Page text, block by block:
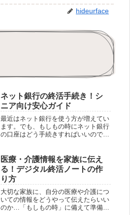
hideurface
ネット銀行の終活手続き！シ
ニア向け安心ガイド
最近はネット銀行を使う方が増えてい
ます。でも、もしもの時にネット銀行
の口座はどう手続きすればいいのでし
とがあります。家族が困らないために
は何をしておくのが安心か、どんな手
順...
医療・介護情報を家族に伝え
る！デジタル終活ノートの作
り方
大切な家族に、自分の医療や介護につ
いての情報をどうやって伝えたらいい
のか…「もしもの時」に備えて準備し